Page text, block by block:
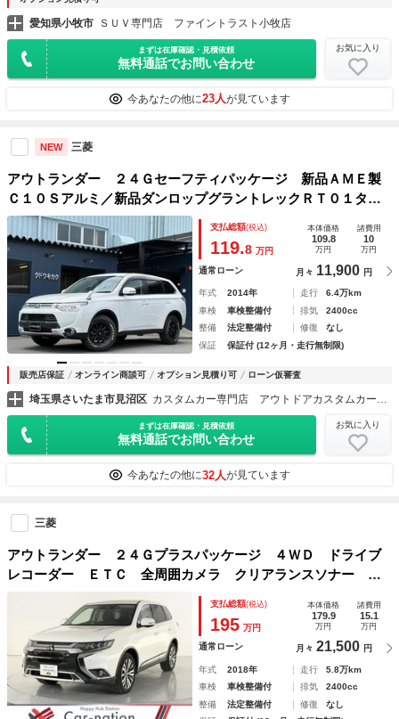
愛知県小牧市 ＳＵＶ専門店 ファイントラスト小牧店
まずは在庫確認・見積依頼
無料通話でお問い合わせ
お気に入り
今あなたの他に23人が見ています
NEW 三菱
アウトランダー ２４Ｇセーフティパッケージ 新品ＡＭＥ製
Ｃ１０Ｓアルミ／新品ダンロップグラントレックＲＴ０１タイ
ヤ／ナビ／フルセグＴＶ／ＣＤ／ＤＶＤ／ＢＴオーディオ／バ
ックカメラ／ＥＴＣ／ステアリングスイッチ／クルコン／パド
ル／アイスト
支払総額(税込)
119.8 万円
本体価格
109.8
万円
諸費用
10
万円
通常ローン 月々 11,900 円
年式 2014年 走行
6.4万km
車検
車検整備付 排気
2400cc
整備
法定整備付 修復
なし
保証
保証付 (12ヶ月・走行無制限)
販売店保証 オンライン商談可 オプション見積り可 ローン仮審査
埼玉県さいたま市見沼区 カスタムカー専門店 アウトドアカスタムカー専門店 新品パーツ オールペイント クドウキカク ｋｕｄｏｋｉｋａｋｕ デリカＤ５／エクストレイル／アウトランダー／プロボックス専門店
まずは在庫確認・見積依頼
無料通話でお問い合わせ
お気に入り
今あなたの他に32人が見ています
三菱
アウトランダー ２４Ｇプラスパッケージ ４ＷＤ ドライブ
レコーダー ＥＴＣ 全周囲カメラ クリアランスソナー オ
ートクルーズコントロール レーンアシスト 衝突被害軽減シ
ステム ナビ ＴＶ オートマチックハイビーム オートライ
支払総額(税込)
195 万円
本体価格
179.9
万円
諸費用
15.1
万円
通常ローン 月々 21,500 円
年式 2018年 走行
5.8万km
車検
車検整備付 排気
2400cc
整備
法定整備付 修復
なし